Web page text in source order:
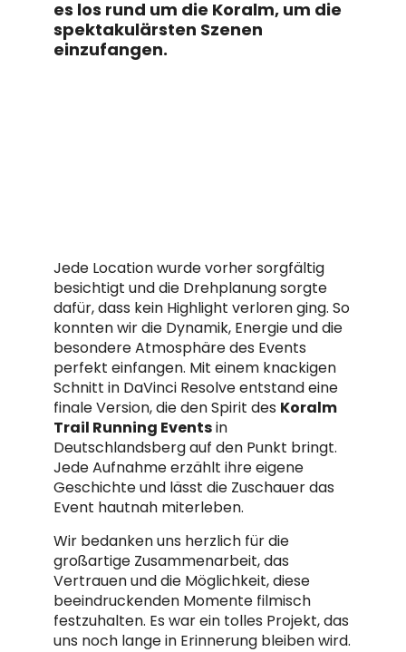
es los rund um die Koralm, um die
spektakulärsten Szenen
einzufangen.
Jede Location wurde vorher sorgfältig
besichtigt und die Drehplanung sorgte
dafür, dass kein Highlight verloren ging. So
konnten wir die Dynamik, Energie und die
besondere Atmosphäre des Events
perfekt einfangen. Mit einem knackigen
Schnitt in DaVinci Resolve entstand eine
finale Version, die den Spirit des Koralm
Trail Running Eventsin
Deutschlandsberg auf den Punkt bringt.
Jede Aufnahme erzählt ihre eigene
Geschichte und lässt die Zuschauer das
Event hautnah miterleben.
Wir bedanken uns herzlich für die
großartige Zusammenarbeit, das
Vertrauen und die Möglichkeit, diese
beeindruckenden Momente filmisch
festzuhalten. Es war ein tolles Projekt, das
uns noch lange in Erinnerung bleiben wird.